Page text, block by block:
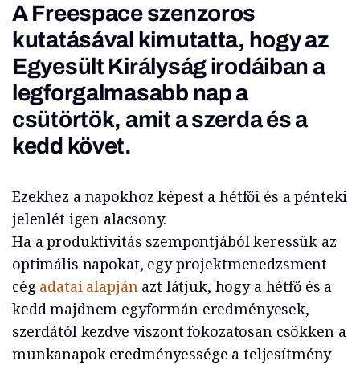
A Freespace szenzoros
kutatásával kimutatta, hogy az
Egyesült Királyság irodáiban a
legforgalmasabb nap a
csütörtök, amit a szerda és a
kedd követ.
Ezekhez a napokhoz képest a hétfői és a pénteki
jelenlét igen alacsony.
Ha a produktivitás szempontjából keressük az
optimális napokat, egy projektmenedzsment
cég adatai alapjánazt látjuk, hogy a hétfő és a
kedd majdnem egyformán eredményesek,
szerdától kezdve viszont fokozatosan csökken a
munkanapok eredményessége a teljesítmény